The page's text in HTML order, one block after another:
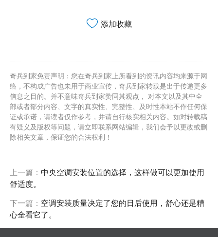
添加收藏
奇兵到家免责声明：您在奇兵到家上所看到的资讯内容均来源于网
络，不构成广告也未用于商业宣传，奇兵到家转载是出于传递更多
信息之目的。并不意味奇兵到家赞同其观点， 对本文以及其中全
部或者部分内容、文字的真实性、完整性、及时性本站不作任何保
证或承诺，请读者仅作参考，并请自行核实相关内容。如对转载稿
有疑义及版权等问题，请立即联系网站编辑，我们会予以更改或删
除相关文章，保证您的合法权利！
上一篇： 中央空调安装位置的选择，这样做可以更加使用
舒适度。
下一篇： 空调安装质量决定了您的日后使用，舒心还是糟
心全看它了。